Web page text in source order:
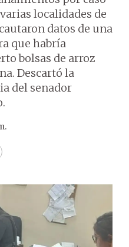
localidades de
datos de una
que habría
bolsas de arroz
Descartó la
del senador